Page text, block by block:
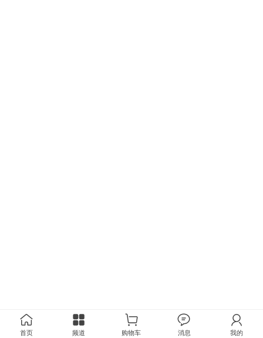
首页 频道 购物车 消息 我的